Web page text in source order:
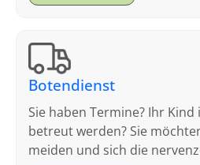
Botendienst
Sie haben Termine? Ihr
betreut werden? Sie
meiden und sich die